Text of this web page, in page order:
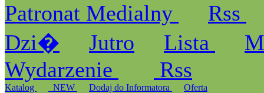
Patronat Medialny
Rss
Dzi�
Jutro Lista
Wydarzenie
Rss
Katalog _NEW Dodaj do Informatora Oferta